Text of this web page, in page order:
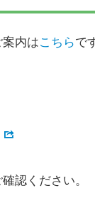
内はこちらで
認ください。